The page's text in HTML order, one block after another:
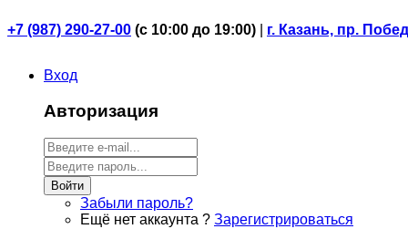
+7 (987) 290-27-00 (с 10:00 до 19:00) г. Казань, пр.
Вход
Авторизация
Войти
Забыли пароль?
Ещё нет аккаунта ? Зарегистрироваться